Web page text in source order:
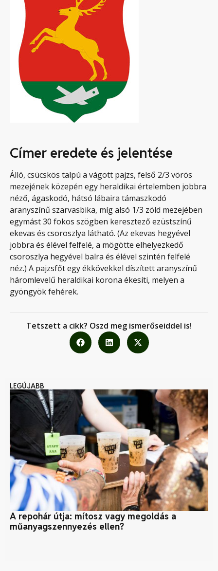
Címer eredete és jelentése
Álló, csücskös talpú a vágott pajzs, felső 2/3 vörös
mezejének közepén egy heraldikai értelemben jobbra
néző, ágaskodó, hátsó lábaira támaszkodó
aranyszínű szarvasbika, míg alsó 1/3 zöld mezejében
egymást 30 fokos szögben keresztező ezüstszínű
ekevas és csoroszlya látható. (Az ekevas hegyével
jobbra és élével felfelé, a mögötte elhelyezkedő
csoroszlya hegyével balra és élével szintén felfelé
néz.) A pajzsfőt egy ékkövekkel díszített aranyszínű
háromlevelű heraldikai korona ékesíti, melyen a
gyöngyök fehérek.
Tetszett a cikk? Oszd meg ismerőseiddel is!
LEGÚJABB
A repohár útja: mítosz vagy megoldás a
műanyagszennyezés ellen?